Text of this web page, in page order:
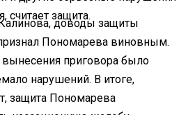
считает защита.
доводы защиты
Пономарева виновным.
приговора было
нарушений. В итоге,
защита Пономарева